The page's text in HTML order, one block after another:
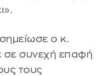
ο κ.
σε συνεχή επαφή
τους